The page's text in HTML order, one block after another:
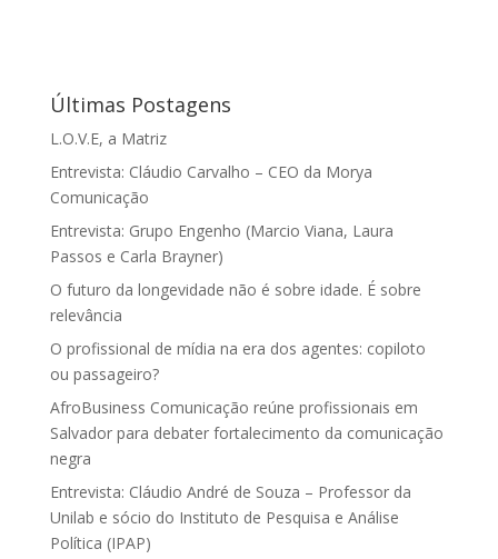
Últimas Postagens
L.O.V.E, a Matriz
Entrevista: Cláudio Carvalho – CEO da Morya
Comunicação
Entrevista: Grupo Engenho (Marcio Viana, Laura
Passos e Carla Brayner)
O futuro da longevidade não é sobre idade. É sobre
relevância
O profissional de mídia na era dos agentes: copiloto
ou passageiro?
AfroBusiness Comunicação reúne profissionais em
Salvador para debater fortalecimento da comunicação
negra
Entrevista: Cláudio André de Souza – Professor da
Unilab e sócio do Instituto de Pesquisa e Análise
Política (IPAP)